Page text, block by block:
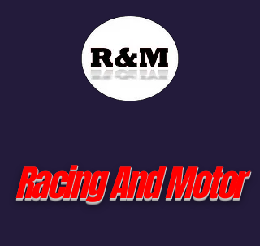
Racing And Motor